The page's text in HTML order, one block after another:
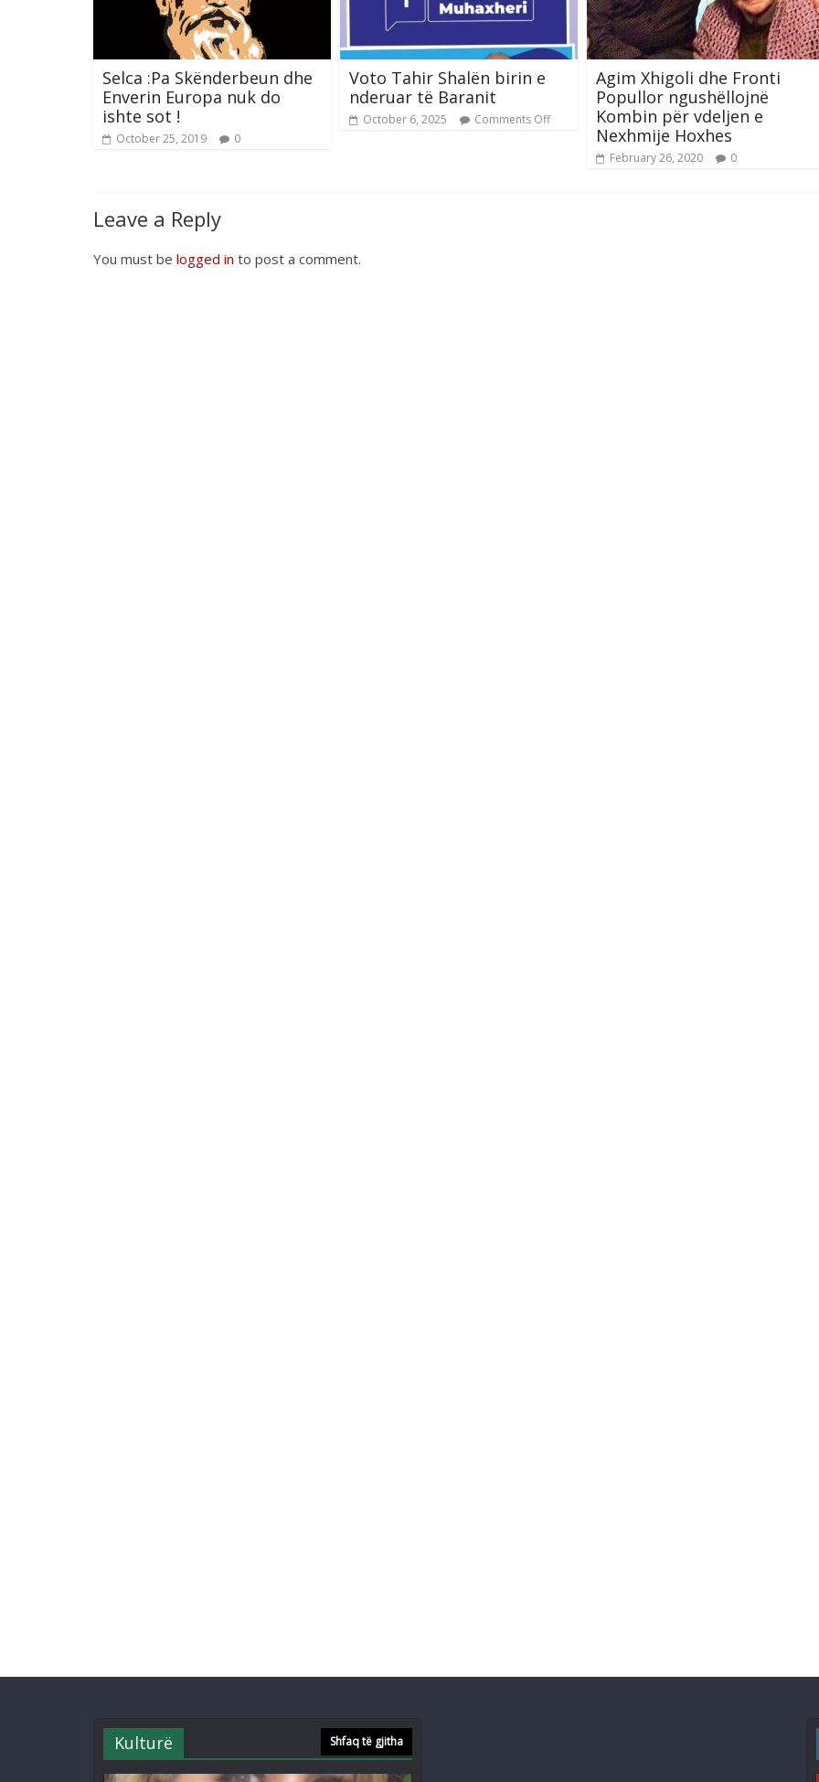
Selca :Pa Skënderbeun dhe
Enverin Europa nuk do
ishte sot !
October 25, 2019 0
Voto Tahir Shalën birin e
nderuar të Baranit
October 6, 2025 Comments Off
Agim Xhigoli dhe Fronti
Popullor ngushëllojnë
Kombin për vdeljen e
Nexhmije Hoxhes
February 26, 2020 0
Leave a Reply
You must be logged in to post a comment.
Kulturë Shfaq të gjitha